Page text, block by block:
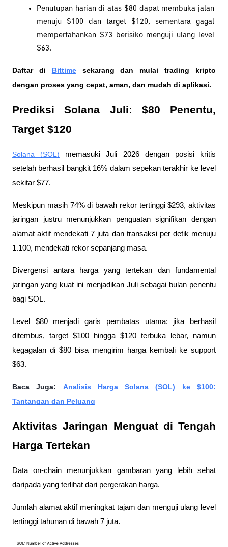
Penutupan harian di atas $80 dapat membuka jalan
menuju $100 dan target $120, sementara gagal
mempertahankan $73 berisiko menguji ulang level
$63.
Daftar di Bittime sekarang dan mulai trading kripto
dengan proses yang cepat, aman, dan mudah di aplikasi.
Prediksi Solana Juli: $80 Penentu,
Target $120
Solana (SOL) memasuki Juli 2026 dengan posisi kritis
setelah berhasil bangkit 16% dalam sepekan terakhir ke level
sekitar $77.
Meskipun masih 74% di bawah rekor tertinggi $293, aktivitas
jaringan justru menunjukkan penguatan signifikan dengan
alamat aktif mendekati 7 juta dan transaksi per detik menuju
1.100, mendekati rekor sepanjang masa.
Divergensi antara harga yang tertekan dan fundamental
jaringan yang kuat ini menjadikan Juli sebagai bulan penentu
bagi SOL.
Level $80 menjadi garis pembatas utama: jika berhasil
ditembus, target $100 hingga $120 terbuka lebar, namun
kegagalan di $80 bisa mengirim harga kembali ke support
$63.
Baca Juga: Analisis Harga Solana (SOL) ke $100:
Tantangan dan Peluang
Aktivitas Jaringan Menguat di Tengah
Harga Tertekan
Data on-chain menunjukkan gambaran yang lebih sehat
daripada yang terlihat dari pergerakan harga.
Jumlah alamat aktif meningkat tajam dan menguji ulang level
tertinggi tahunan di bawah 7 juta.